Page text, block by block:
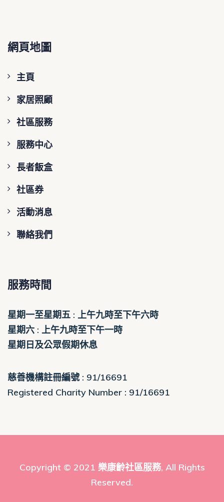
網頁地圖
主頁
家居照顧
社區服務
服務中心
長者飯盒
社區券
活動消息
聯絡我們
服務時間
星期一至星期五 : 上午九時至下午六時
星期六 : 上午九時至下午一時
星期日及公眾假期休息
慈善機構註冊編號 : 91/16691
Registered Charity Number : 91/16691
Copyright © 2021 樂康齡社區服務, All Rights
Reserved.